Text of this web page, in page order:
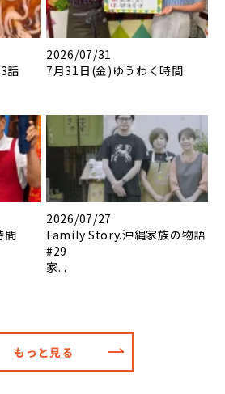
話
2026/07/31
7月31日(金)ゆうわく時間
間
2026/07/27
Family Story.沖縄家族の物語
#29
家...
もっと見る